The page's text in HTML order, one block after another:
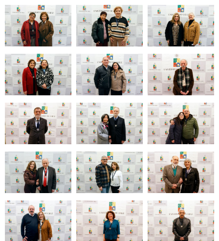
Zoom Zoom Zoom
Zoom Zoom Zoom
Zoom Zoom Zoom
Zoom Zoom Zoom
Zoom Zoom Zoom